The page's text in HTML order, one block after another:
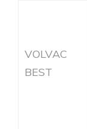
VOLVAC
BEST